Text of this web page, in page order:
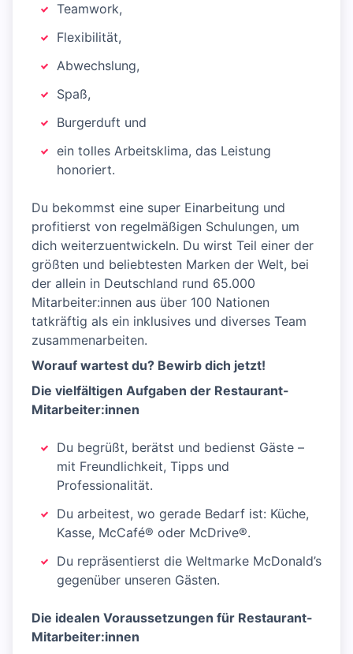
Teamwork,
Flexibilität,
Abwechslung,
Spaß,
Burgerduft und
ein tolles Arbeitsklima, das Leistung
honoriert.
Du bekommst eine super Einarbeitung und
profitierst von regelmäßigen Schulungen, um
dich weiterzuentwickeln. Du wirst Teil einer der
größten und beliebtesten Marken der Welt, bei
der allein in Deutschland rund 65.000
Mitarbeiter:innen aus über 100 Nationen
tatkräftig als ein inklusives und diverses Team
zusammenarbeiten.
Worauf wartest du? Bewirb dich jetzt!
Die vielfältigen Aufgaben der Restaurant-
Mitarbeiter:innen
Du begrüßt, berätst und bedienst Gäste –
mit Freundlichkeit, Tipps und
Professionalität.
Du arbeitest, wo gerade Bedarf ist: Küche,
Kasse, McCafé® oder McDrive®.
Du repräsentierst die Weltmarke McDonald’s
gegenüber unseren Gästen.
Die idealen Voraussetzungen für Restaurant-
Mitarbeiter:innen